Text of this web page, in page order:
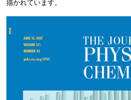
描かれています。